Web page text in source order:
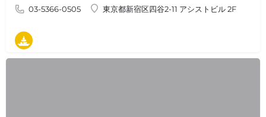
03-5366-0505 東京都新宿区四谷2-11 アシストビル 2F
タパス